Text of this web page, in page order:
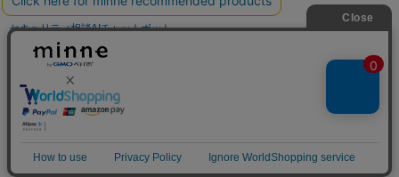
パスワード漏洩診断
Webサイトリスク診断
セキュリティ相談AIチャットボット
実在証明・盗聴対策
サイバー攻撃対策（GMO Flatt Security）
セキュリティ事業の軌跡